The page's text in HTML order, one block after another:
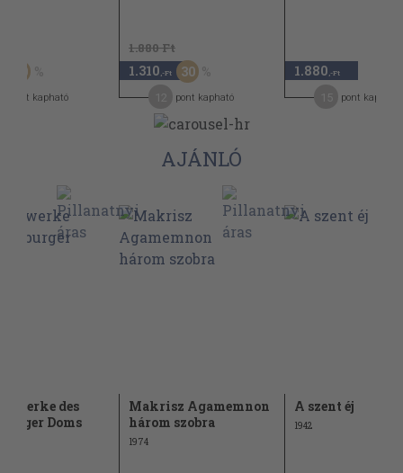
50
pont kapható
1.880 Ft
1.310 ,-Ft 30
pont kapható
1.880 ,-Ft
pont kapható
AJÁNLÓ
des
Doms
Makrisz Agamemnon
három szobra
1974
A szent éj
1942